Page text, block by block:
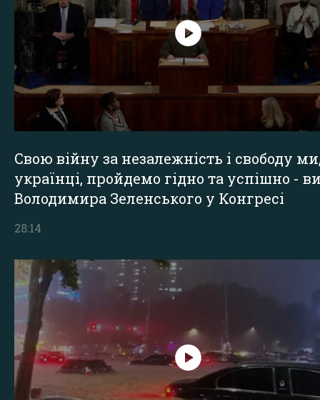
Свою війну за незалежність і свободу
українці, пройдемо гідно та успішно -
Володимира Зеленського у Конгресі
28:14